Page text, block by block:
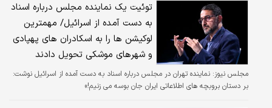
توئیت یک نماینده مجلس درباره اسناد
به دست آمده از اسرائیل/ مهمترین
لوکیشن ها را به اسکادران های پهپادی
و شهرهای موشکی تحویل دادند
مجلس نیوز: نماینده تهران در مجلس درباره اسناد به دست آمده از اسرائیل نوشت:
بر دستان بروبچه های اطلاعاتی ایران جان بوسه می زنیم!»